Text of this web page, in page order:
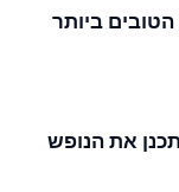
הטובים ביותר
את הנופש